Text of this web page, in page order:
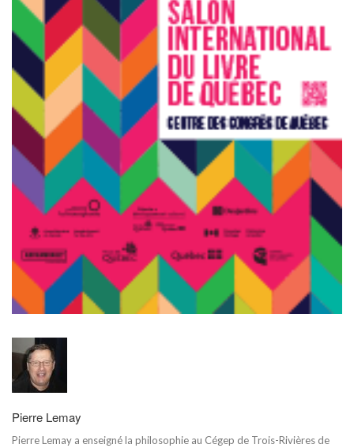
Pierre Lemay
Pierre Lemay a enseigné la philosophie au Cégep de Trois-Rivières de